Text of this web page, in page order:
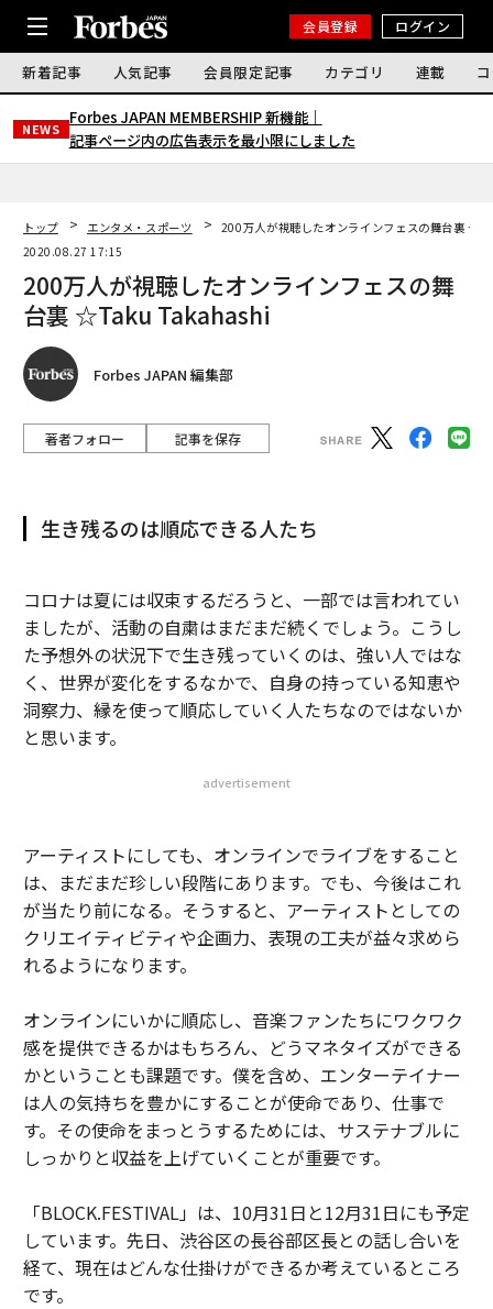
会員登録 ログイン
新着記事 人気記事 会員限定記事 カテゴリ 連載
NEWS
Forbes JAPAN MEMBERSHIP 新機能｜
記事ページ内の広告表示を最小限にしました
トップ エンタメ・スポーツ
200万人が視聴したオンラインフェスの舞台裏
2020.08.27 17:15
200万人が視聴したオンラインフェスの舞
台裏 ☆Taku Takahashi
Forbes JAPAN 編集部
著者フォロー 記事を保存
生き残るのは順応できる人たち
コロナは夏には収束するだろうと、一部では言われてい
ましたが、活動の自粛はまだまだ続くでしょう。こうし
た予想外の状況下で生き残っていくのは、強い人ではな
く、世界が変化をするなかで、自身の持っている知恵や
洞察力、縁を使って順応していく人たちなのではないか
と思います。
advertisement
アーティストにしても、オンラインでライブをすること
は、まだまだ珍しい段階にあります。でも、今後はこれ
が当たり前になる。そうすると、アーティストとしての
クリエイティビティや企画力、表現の工夫が益々求めら
れるようになります。
オンラインにいかに順応し、音楽ファンたちにワクワク
感を提供できるかはもちろん、どうマネタイズができる
かということも課題です。僕を含め、エンターテイナー
は人の気持ちを豊かにすることが使命であり、仕事で
す。その使命をまっとうするためには、サステナブルに
しっかりと収益を上げていくことが重要です。
「BLOCK.FESTIVAL」は、10月31日と12月31日にも予定
しています。先日、渋谷区の長谷部区長との話し合いを
経て、現在はどんな仕掛けができるか考えているところ
です。